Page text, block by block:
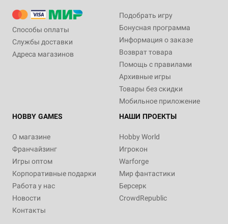
Способы оплаты
Службы доставки
Адреса магазинов
Подобрать игру
Бонусная программа
Информация о заказе
Возврат товара
Помощь с правилами
Архивные игры
Товары без скидки
Мобильное приложение
HOBBY GAMES
О магазине
Франчайзинг
Игры оптом
Корпоративные подарки
Работа у нас
Новости
Контакты
НАШИ ПРОЕКТЫ
Hobby World
Игрокон
Warforge
Мир фантастики
Берсерк
CrowdRepublic